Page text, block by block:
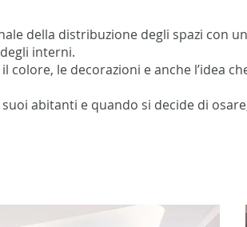
della distribuzione degli spazi con
interni.
colore, le decorazioni e anche l’idea
abitanti e quando si decide di